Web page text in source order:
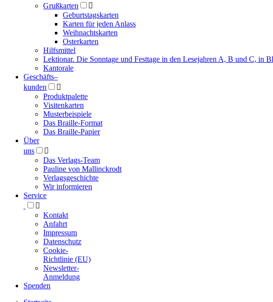
Grußkarten

Geburtstagskarten
Karten für jeden Anlass
Weihnachtskarten
Osterkarten
Hilfsmittel
Lektionar. Die Sonntage und Festtage in den Lesejahren A, B und C, in
Kantorale
Geschäfts­–
kunden

Produktpalette
Visitenkarten
Musterbeispiele
Das Braille-Format
Das Braille-Papier
Über
uns

Das Verlags-Team
Pauline von Mallinckrodt
Verlagsgeschichte
Wir informieren
Service

Kontakt
Anfahrt
Impressum
Datenschutz
Cookie-
Richtlinie (EU)
Newsletter-
Anmeldung
Spenden